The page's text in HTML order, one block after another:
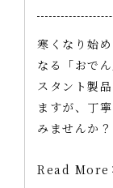
寒くなり始
なる「おで
スタント製
ますが、丁
みませんか？
Read More